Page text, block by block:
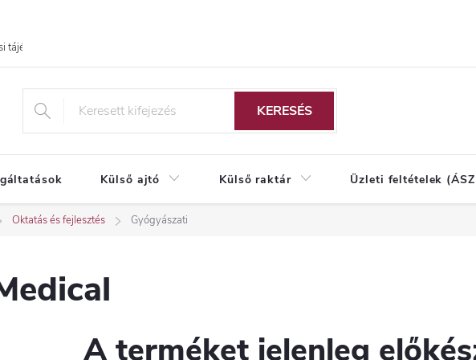
tájékoztató
KERESÉS
Külső ajtó Külső raktár Üzleti feltételek
Oktatás és fejlesztés Gyógyászati
A terméket jelenleg